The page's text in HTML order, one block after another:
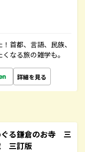
首都、言語、民族、
なる旅の雑学も。
詳細を見る
る鎌倉のお寺 三
三訂版